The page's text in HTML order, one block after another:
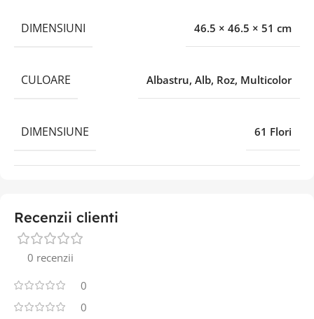
DIMENSIUNI 46.5 × 46.5 × 51 cm
CULOARE Albastru, Alb, Roz, Multicolor
DIMENSIUNE 61 Flori
Recenzii clienti
0 recenzii
0
0